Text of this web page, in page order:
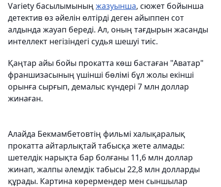
Variety басылымының жазуынша, сюжет бойынша
детектив өз әйелін өлтірді деген айыппен сот
алдында жауап береді. Ал, оның тағдырын жасанды
интеллект негізіндегі судья шешуі тиіс.
Қаңтар айы бойы прокатта көш бастаған "Аватар"
франшизасының үшінші бөлімі бұл жолы екінші
орынға сырғып, демалыс күндері 7 млн доллар
жинаған.
Алайда Бекмамбетовтің фильмі халықаралық
прокатта айтарлықтай табысқа жете алмады:
шетелдік нарықта бар болғаны 11,6 млн доллар
жинап, жалпы әлемдік табысы 22,8 млн долларды
құрады. Картина көрермендер мен сыншылар